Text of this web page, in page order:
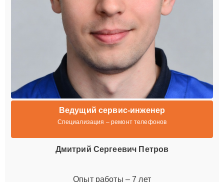
Ведущий сервис-инженер
Специализация – ремонт телефонов
Дмитрий Сергеевич Петров
Опыт работы – 7 лет